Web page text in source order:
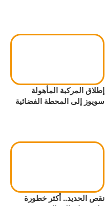
إطلاق المركبة المأهولة
سويوز إلى المحطة الفضائية
نقص الحديد.. أكثر خطورة